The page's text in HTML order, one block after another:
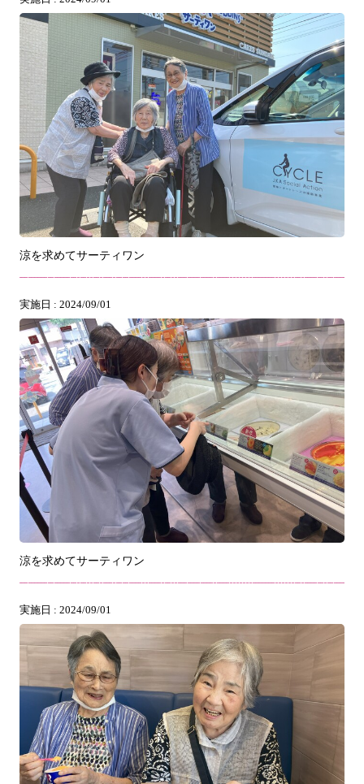
涼を求めてサーティワン
実施日 : 2024/09/01
涼を求めてサーティワン
実施日 : 2024/09/01